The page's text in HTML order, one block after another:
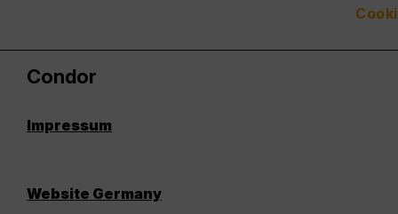
Condor
Impressum
Website Germany